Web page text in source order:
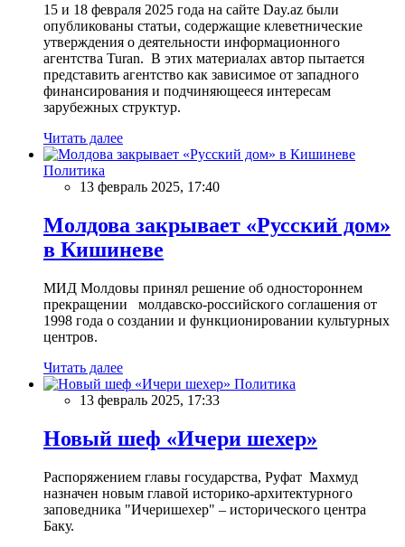
15 и 18 февраля 2025 года на сайте Day.az были
опубликованы статьи, содержащие клеветнические
утверждения о деятельности информационного
агентства Turan. В этих материалах автор пытается
представить агентство как зависимое от западного
финансирования и подчиняющееся интересам
зарубежных структур.
Читать далее
Политика
13 февраль 2025, 17:40
Молдова закрывает «Русский дом»
в Кишиневе
МИД Молдовы принял решение об одностороннем
прекращении молдавско-российского соглашения от
1998 года о создании и функционировании культурных
центров.
Читать далее
Политика
13 февраль 2025, 17:33
Новый шеф «Ичери шехер»
Распоряжением главы государства, Руфат Махмуд
назначен новым главой историко-архитектурного
заповедника "Ичеришехер" – исторического центра
Баку.